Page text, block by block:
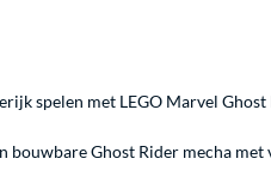
spelen met LEGO Marvel
Ghost Rider mecha